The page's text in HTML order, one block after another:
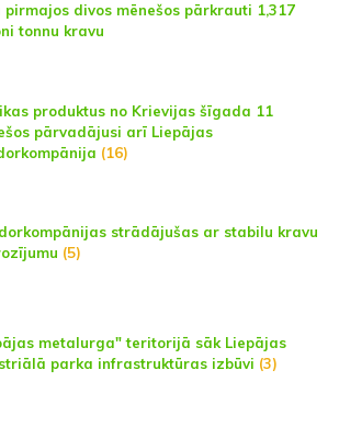
pirmajos divos mēnešos pārkrauti 1,317
tonnu kravu
produktus no Krievijas šīgada 11
pārvadājusi arī Liepājas
(16)
strādājušas ar stabilu kravu
(5)
metalurga" teritorijā sāk Liepājas
parka infrastruktūras izbūvi (3)